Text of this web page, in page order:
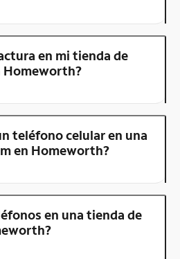
en mi tienda de
Homeworth?
teléfono celular en una
en Homeworth?
en una tienda de